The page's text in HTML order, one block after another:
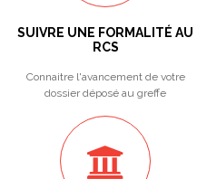
SUIVRE UNE FORMALITÉ AU
RCS
Connaitre l'avancement de votre
dossier déposé au greffe